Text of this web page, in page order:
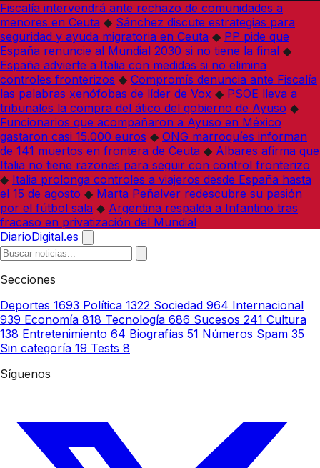
Fiscalía intervendrá ante rechazo de comunidades a
menores en Ceuta ◆ Sánchez discute estrategias para
seguridad y ayuda migratoria en Ceuta ◆ PP pide que
España renuncie al Mundial 2030 si no tiene la final ◆
España advierte a Italia con medidas si no elimina
controles fronterizos ◆ Compromís denuncia ante Fiscalía
las palabras xenófobas de líder de Vox ◆ PSOE lleva a
tribunales la compra del ático del gobierno de Ayuso ◆
Funcionarios que acompañaron a Ayuso en México
gastaron casi 15.000 euros ◆ ONG marroquíes informan
de 141 muertos en frontera de Ceuta ◆ Albares afirma que
Italia no tiene razones para seguir con control fronterizo
◆ Italia prolonga controles a viajeros desde España hasta
el 15 de agosto ◆ Marta Peñalver redescubre su pasión
por el fútbol sala ◆ Argentina respalda a Infantino tras
fracaso en privatización del Mundial
DiarioDigital.es
Secciones
Deportes 1693 Política 1322 Sociedad 964 Internacional
939 Economía 818 Tecnología 686 Sucesos 241 Cultura
138 Entretenimiento 64 Biografías 51 Números Spam 35
Sin categoría 19 Tests 8
Síguenos